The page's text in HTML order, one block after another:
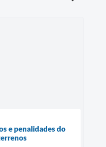
e penalidades do